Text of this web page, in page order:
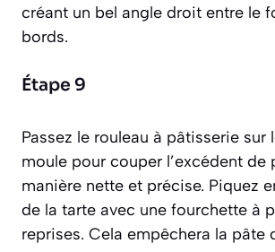
créant un bel angle droit entre le
bords.
Étape 9
Passez le rouleau à pâtisserie sur
moule pour couper l’excédent de
manière nette et précise. Piquez
de la tarte avec une fourchette à
reprises. Cela empêchera la pâte